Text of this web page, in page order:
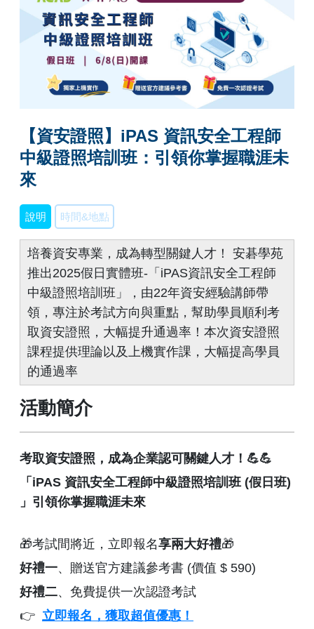
【資安證照】iPAS 資訊安全工程師
中級證照培訓班：引領你掌握職涯未
來
說明 時間&地點
培養資安專業，成為轉型關鍵人才！ 安碁學苑
推出2025假日實體班-「iPAS資訊安全工程師
中級證照培訓班」，由22年資安經驗講師帶
領，專注於考試方向與重點，幫助學員順利考
取資安證照，大幅提升通過率！本次資安證照
課程提供理論以及上機實作課，大幅提高學員
的通過率
活動簡介
考取資安證照，成為企業認可關鍵人才！💪💪
「iPAS 資訊安全工程師中級證照培訓班 (假日班)
」引領你掌握職涯未來
🎁考試間將近，立即報名享兩大好禮🎁
好禮一、贈送官方建議參考書 (價值 $ 590)
好禮二、免費提供一次認證考試
👉 立即報名，獲取超值優惠！